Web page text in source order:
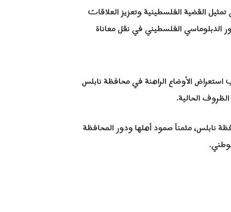
القضية الفلسطينية وتعزيز العلاقات
الدبلوماسي الفلسطيني في نقل معاناة
الأوضاع الراهنة في محافظة نابلس
الحالية.
نابلس، مثمناً صمود أهلها ودور المحافظة